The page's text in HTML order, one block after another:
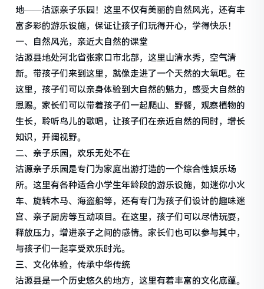
地——沽源亲子乐园！这里不仅有美丽的自然风光，还有丰
富多彩的游乐设施，保证让孩子们玩得开心，学得快乐！
一、自然风光，亲近大自然的课堂
沽源县地处河北省张家口市北部，这里山清水秀，空气清
新。带孩子们来到这里，就像走进了一个天然的大氧吧。在
这里，孩子们可以亲身体验到大自然的魅力，感受大自然的
恩赐。家长们可以带着孩子们一起爬山、野餐，观察植物的
生长，聆听鸟儿的歌唱，让孩子们在亲近自然的同时，增长
知识，开阔视野。
二、亲子乐园，欢乐无处不在
沽源亲子乐园是专门为家庭出游打造的一个综合性娱乐场
所。这里有各种适合小学生年龄段的游乐设施，如迷你小火
车、旋转木马、海盗船等，还有专门为孩子们设计的趣味迷
宫、亲子厨房等互动项目。在这里，孩子们可以尽情玩耍，
释放压力，增进亲子之间的感情。家长们也可以参与其中，
与孩子们一起享受欢乐时光。
三、文化体验，传承中华传统
沽源县是一个历史悠久的地方，这里有着丰富的文化底蕴。